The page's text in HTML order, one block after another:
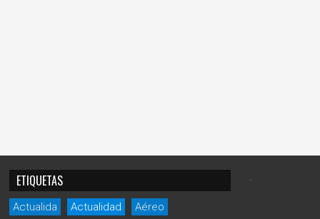
ETIQUETAS
Actualida Actualidad
Aéreo
.